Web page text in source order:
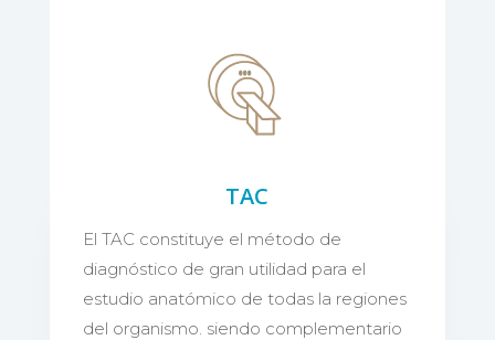
TAC
El TAC constituye el método de
diagnóstico de gran utilidad para el
estudio anatómico de todas la regiones
del organismo. siendo complementario